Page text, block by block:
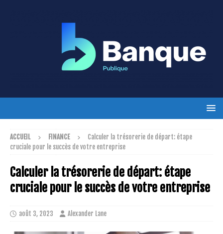
ACCUEIL FINANCE
Calculer la trésorerie de départ: étape
cruciale pour le succès de votre entreprise
Calculer la trésorerie de départ: étape
cruciale pour le succès de votre entreprise
août 3, 2023 Alexander Lane